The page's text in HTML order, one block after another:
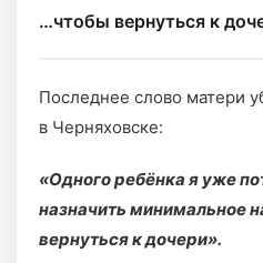
…чтобы вернуться к
Последнее слово матери
в Черняховске:
«Одного ребёнка я уже
назначить минимальное
вернуться к дочери».